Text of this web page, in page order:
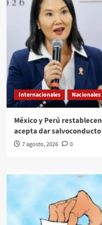
Internacionales Nacionales
México y Perú
acepta dar salvoconducto
7 agosto, 2026 0